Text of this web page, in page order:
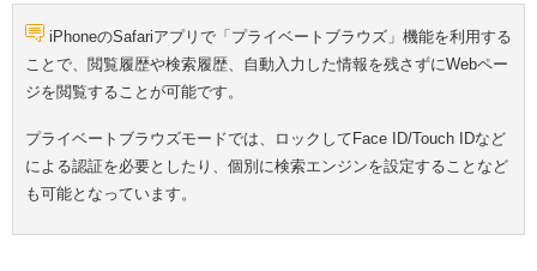
iPhoneのSafariアプリで「プライベートブラウズ」機能を利用する
ことで、閲覧履歴や検索履歴、自動入力した情報を残さずにWebペー
ジを閲覧することが可能です。
プライベートブラウズモードでは、ロックしてFace ID/Touch IDなど
による認証を必要としたり、個別に検索エンジンを設定することなど
も可能となっています。